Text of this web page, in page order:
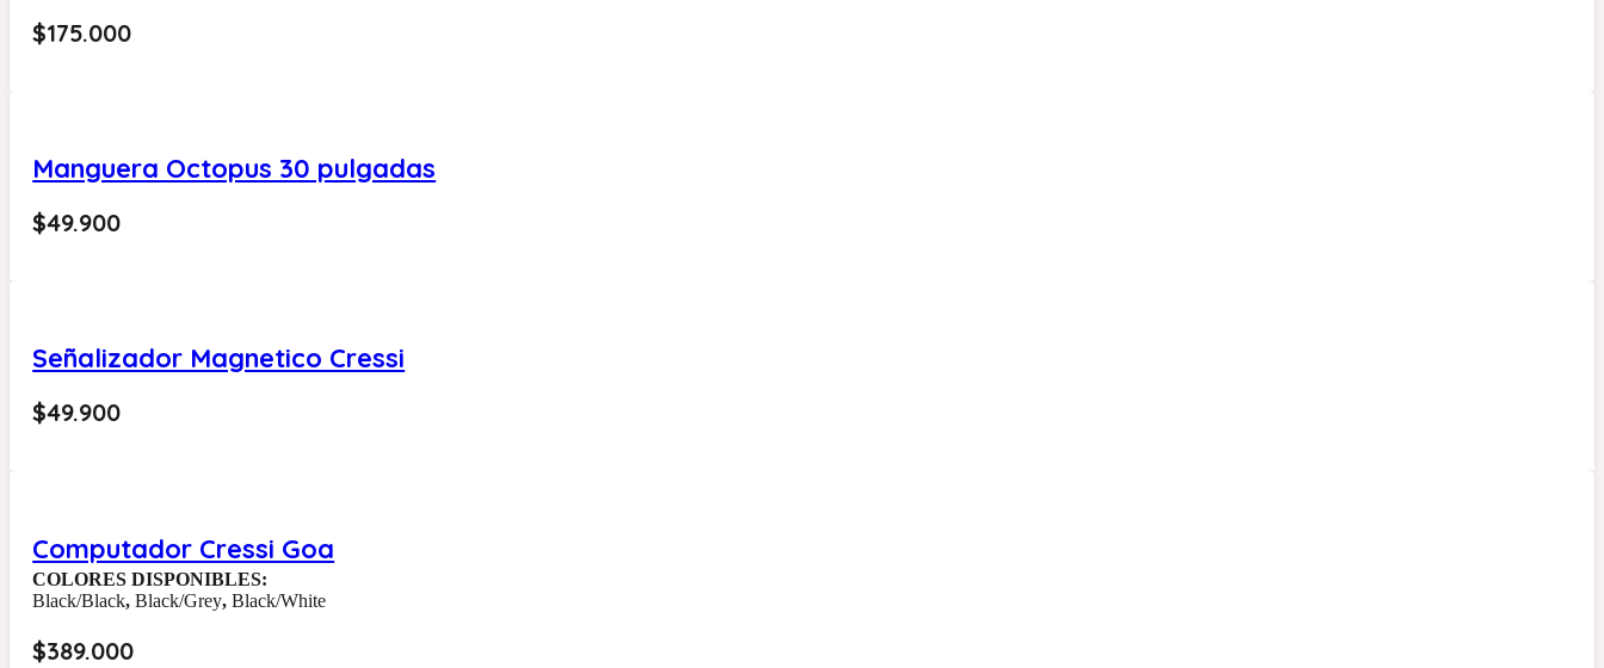
$175.000
Manguera Octopus 30 pulgadas
$49.900
Señalizador Magnetico Cressi
$49.900
Computador Cressi Goa
COLORES DISPONIBLES:
Black/Black,Black/Grey,Black/White
$389.000